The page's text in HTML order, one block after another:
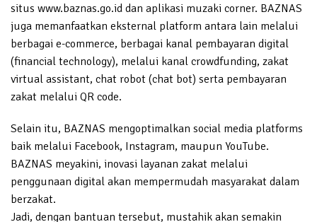
situs www.baznas.go.id dan aplikasi muzaki corner. BAZNAS
juga memanfaatkan eksternal platform antara lain melalui
berbagai e-commerce, berbagai kanal pembayaran digital
(financial technology), melalui kanal crowdfunding, zakat
virtual assistant, chat robot (chat bot) serta pembayaran
zakat melalui QR code.
Selain itu, BAZNAS mengoptimalkan social media platforms
baik melalui Facebook, Instagram, maupun YouTube.
BAZNAS meyakini, inovasi layanan zakat melalui
penggunaan digital akan mempermudah masyarakat dalam
berzakat.
Jadi, dengan bantuan tersebut, mustahik akan semakin